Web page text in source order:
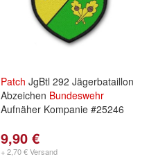
Patch JgBtl 292 Jägerbataillon
Abzeichen Bundeswehr
Aufnäher Kompanie #25246
9,90 €
+ 2,70 € Versand